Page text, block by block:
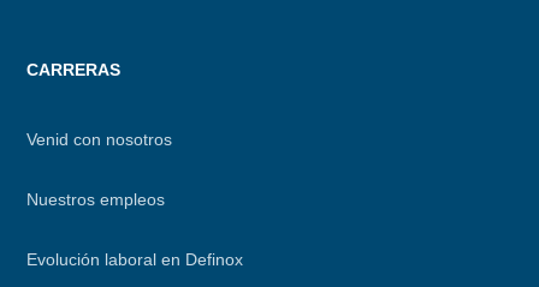
CARRERAS
Venid con nosotros
Nuestros empleos
Evolución laboral en Definox